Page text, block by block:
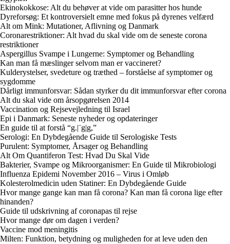
Ekinokokkose: Alt du behøver at vide om parasitter hos hunde
Dyreforsøg: Et kontroversielt emne med fokus på dyrenes velfærd
Alt om Mink: Mutationer, Aflivning og Danmark
Coronarestriktioner: Alt hvad du skal vide om de seneste corona
restriktioner
Aspergillus Svampe i Lungerne: Symptomer og Behandling
Kan man få mæslinger selvom man er vaccineret?
Kulderystelser, svedeture og træthed – forståelse af symptomer og
sygdomme
Dårligt immunforsvar: Sådan styrker du dit immunforsvar efter corona
Alt du skal vide om årsopgørelsen 2014
Vaccination og Rejsevejledning til Israel
Epi i Danmark: Seneste nyheder og opdateringer
En guide til at forstå “g.|¨g|g,”
Serologi: En Dybdegående Guide til Serologiske Tests
Purulent: Symptomer, Årsager og Behandling
Alt Om Quantiferon Test: Hvad Du Skal Vide
Bakterier, Svampe og Mikroorganismer: En Guide til Mikrobiologi
Influenza Epidemi November 2016 – Virus i Omløb
Kolesterolmedicin uden Statiner: En Dybdegående Guide
Hvor mange gange kan man få corona? Kan man få corona lige efter
hinanden?
Guide til udskrivning af coronapas til rejse
Hvor mange dør om dagen i verden?
Vaccine mod meningitis
Milten: Funktion, betydning og muligheden for at leve uden den